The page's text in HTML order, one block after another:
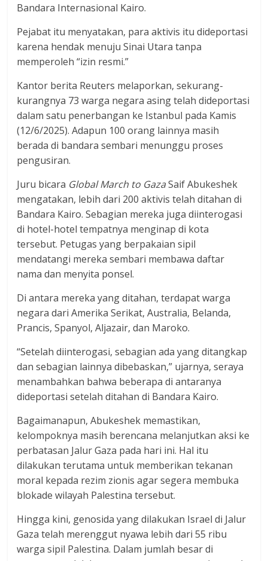
Bandara Internasional Kairo.
Pejabat itu menyatakan, para aktivis itu dideportasi
karena hendak menuju Sinai Utara tanpa
memperoleh “izin resmi.”
Kantor berita Reuters melaporkan, sekurang-
kurangnya 73 warga negara asing telah dideportasi
dalam satu penerbangan ke Istanbul pada Kamis
(12/6/2025). Adapun 100 orang lainnya masih
berada di bandara sembari menunggu proses
pengusiran.
Juru bicara Global March to GazaSaif Abukeshek
mengatakan, lebih dari 200 aktivis telah ditahan di
Bandara Kairo. Sebagian mereka juga diinterogasi
di hotel-hotel tempatnya menginap di kota
tersebut. Petugas yang berpakaian sipil
mendatangi mereka sembari membawa daftar
nama dan menyita ponsel.
Di antara mereka yang ditahan, terdapat warga
negara dari Amerika Serikat, Australia, Belanda,
Prancis, Spanyol, Aljazair, dan Maroko.
“Setelah diinterogasi, sebagian ada yang ditangkap
dan sebagian lainnya dibebaskan,” ujarnya, seraya
menambahkan bahwa beberapa di antaranya
dideportasi setelah ditahan di Bandara Kairo.
Bagaimanapun, Abukeshek memastikan,
kelompoknya masih berencana melanjutkan aksi ke
perbatasan Jalur Gaza pada hari ini. Hal itu
dilakukan terutama untuk memberikan tekanan
moral kepada rezim zionis agar segera membuka
blokade wilayah Palestina tersebut.
Hingga kini, genosida yang dilakukan Israel di Jalur
Gaza telah merenggut nyawa lebih dari 55 ribu
warga sipil Palestina. Dalam jumlah besar di